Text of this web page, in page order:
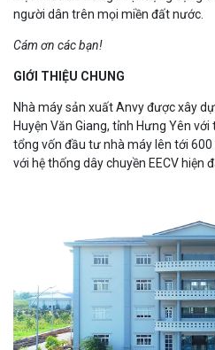
người dân trên mọi miền đất nước.
Cám ơn các bạn!
GIỚI THIỆU CHUNG
Nhà máy sản xuất Anvy được xây
Huyện Văn Giang, tỉnh Hưng Yên
tổng vốn đầu tư nhà máy lên tới 600
với hệ thống dây chuyền EECV hiện